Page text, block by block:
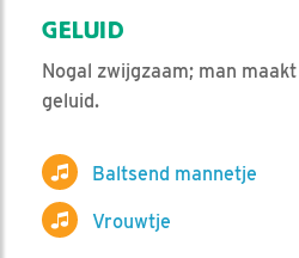
GELUID
Nogal zwijgzaam; man
geluid.
Baltsend mannetje
Vrouwtje